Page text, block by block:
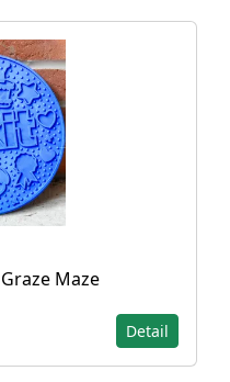
Maze
Detail